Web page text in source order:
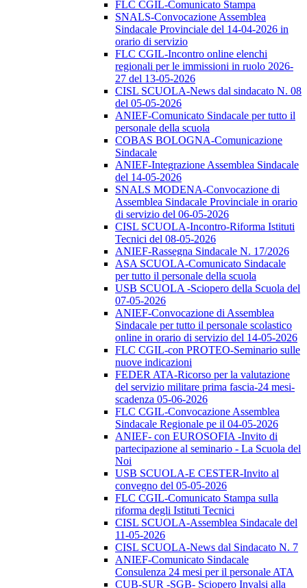
FLC CGIL-Comunicato Stampa
SNALS-Convocazione Assemblea
Sindacale Provinciale del 14-04-2026 in
orario di servizio
FLC CGIL-Incontro online elenchi
regionali per le immissioni in ruolo 2026-
27 del 13-05-2026
CISL SCUOLA-News dal sindacato N. 08
del 05-05-2026
ANIEF-Comunicato Sindacale per tutto il
personale della scuola
COBAS BOLOGNA-Comunicazione
Sindacale
ANIEF-Integrazione Assemblea Sindacale
del 14-05-2026
SNALS MODENA-Convocazione di
Assemblea Sindacale Provinciale in orario
di servizio del 06-05-2026
CISL SCUOLA-Incontro-Riforma Istituti
Tecnici del 08-05-2026
ANIEF-Rassegna Sindacale N. 17/2026
ASA SCUOLA-Comunicato Sindacale
per tutto il personale della scuola
USB SCUOLA -Sciopero della Scuola del
07-05-2026
ANIEF-Convocazione di Assemblea
Sindacale per tutto il personale scolastico
online in orario di servizio del 14-05-2026
FLC CGIL-con PROTEO-Seminario sulle
nuove indicazioni
FEDER ATA-Ricorso per la valutazione
del servizio militare prima fascia-24 mesi-
scadenza 05-06-2026
FLC CGIL-Convocazione Assemblea
Sindacale Regionale pe il 04-05-2026
ANIEF- con EUROSOFIA -Invito di
partecipazione al seminario - La Scuola del
Noi
USB SCUOLA-E CESTER-Invito al
convegno del 05-05-2026
FLC CGIL-Comunicato Stampa sulla
riforma degli Istituti Tecnici
CISL SCUOLA-Assemblea Sindacale del
11-05-2026
CISL SCUOLA-News dal Sindacato N. 7
ANIEF-Comunicato Sindacale
Consulenza 24 mesi per il personale ATA
CUB-SUR -SGB- Sciopero Invalsi alla